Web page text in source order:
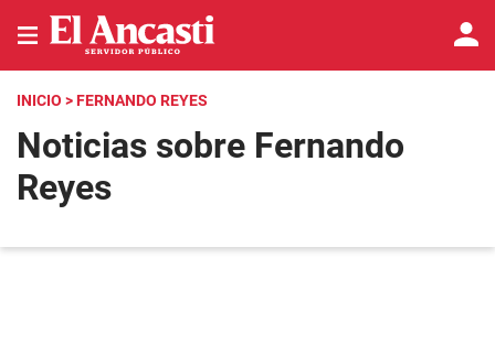
INICIO > FERNANDO REYES
Noticias sobre Fernando
Reyes